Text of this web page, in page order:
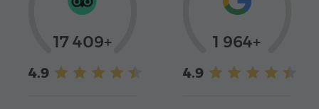
17 409+
4.9
1 964+
4.9